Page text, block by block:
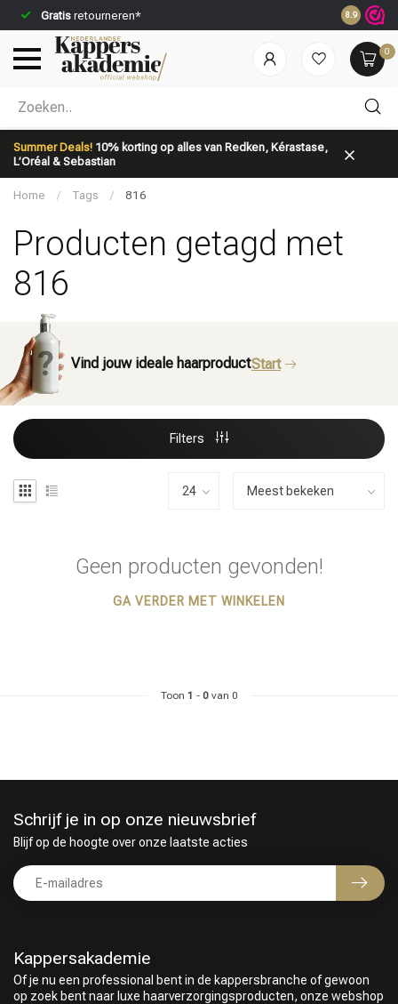
Gratis retourneren* Voor
8.9
0
Summer Deals! 10% korting op alles van Redken, Kérastase,
L’Oréal & Sebastian
Welke categorie ben jij naar op zoek?
Merken
Home / Tags / 816
Producten getagd met
816
Vind jouw ideale haarproductStart
Filters
Geen producten gevonden!
GA VERDER MET WINKELEN
Toon 1 - 0van 0
Kappersakademie
Of je nu een professional bent in de kappersbranche of gewoon
op zoek bent naar luxe haarverzorgingsproducten, onze webshop
Schrijf je in op onze nieuwsbrief
Blijf op de hoogte over onze laatste acties